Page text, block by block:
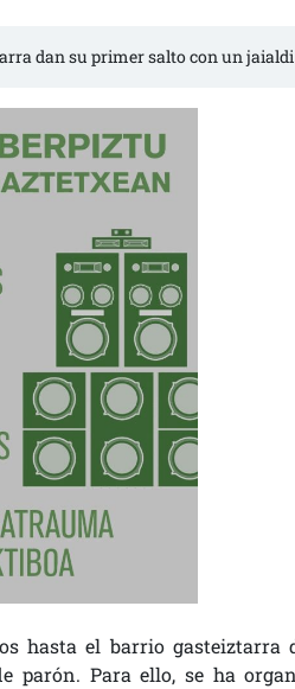
dan su primer salto con un jaialdi
hasta el barrio gasteiztarra
parón. Para ello, se ha